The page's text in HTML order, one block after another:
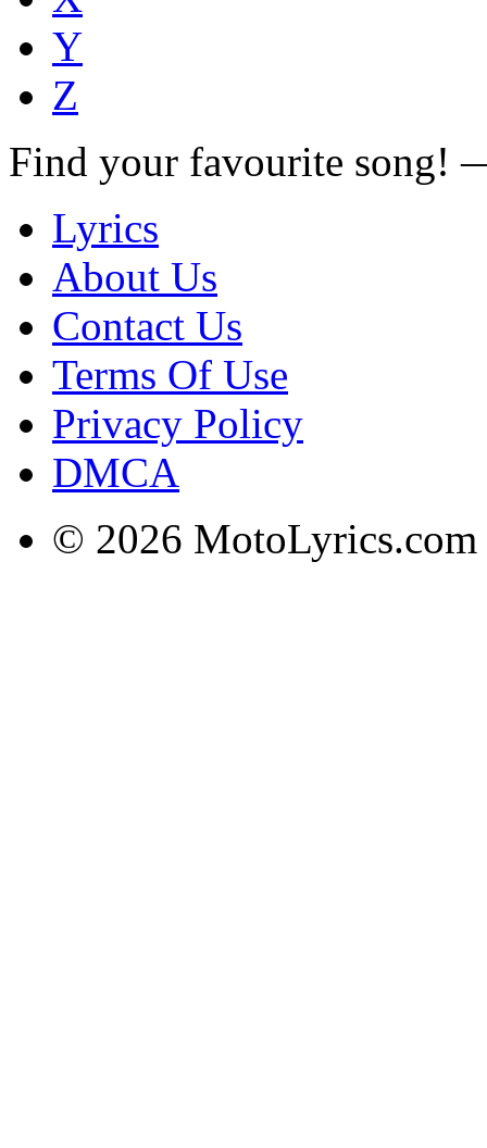
Y
Z
Find your favourite song!
Lyrics
About Us
Contact Us
Terms Of Use
Privacy Policy
DMCA
© 2026 MotoLyrics.com